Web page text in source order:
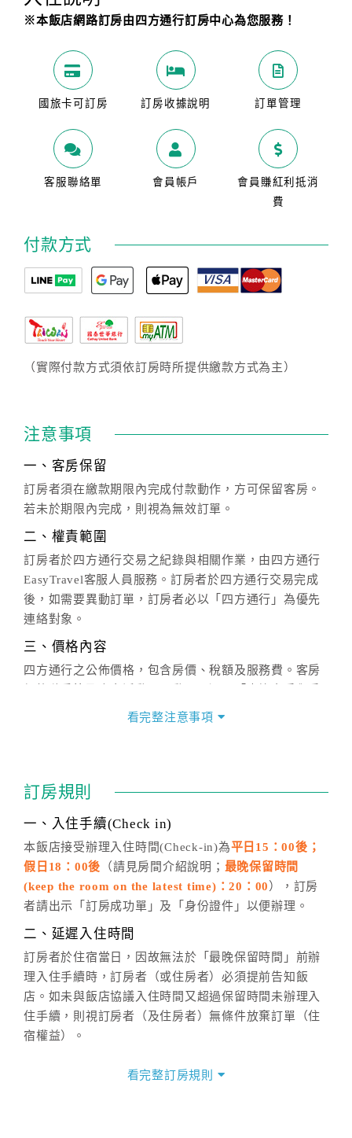
※本飯店網路訂房由四方通行訂房中心為您服務！
國旅卡可訂房 訂房收據說明 訂單管理
客服聯絡單 會員帳戶
會員賺紅利抵消
費
付款方式
（實際付款方式須依訂房時所提供繳款方式為主）
注意事項
一、客房保留
訂房者須在繳款期限內完成付款動作，方可保留客房。
若未於期限內完成，則視為無效訂單。
二、權責範圍
訂房者於四方通行交易之紀錄與相關作業，由四方通行
EasyTravel客服人員服務。訂房者於四方通行交易完成
後，如需要異動訂單，訂房者必以「四方通行」為優先
連絡對象。
三、價格內容
四方通行之公佈價格，包含房價、稅額及服務費。客房
價」之當日價格為標準。
話方式異動訂單。
※非客服時間之申辦異動，皆為次日計算及辦理。
五、客服時間
週一至週日，上午9:00～晚上6:00
六、聯絡方式
(07)9682715 。
看完整注意事項
訂房規則
一、入住手續(Check in)
本飯店接受辦理入住時間(Check-in)為平日15：00後；
假日18：00後 （請見房間介紹說明； 最晚保留時間
(keep the room on the latest time)：20：00 ），訂房
者請出示「訂房成功單」及「身份證件」以便辦理。
二、延遲入住時間
訂房者於住宿當日，因故無法於「最晚保留時間」前辦
理入住手續時，訂房者（或住房者）必須提前告知飯
店。如未與飯店協議入住時間又超過保留時間未辦理入
住手續，則視訂房者（及住房者）無條件放棄訂單（住
宿權益）。
看完整訂房規則